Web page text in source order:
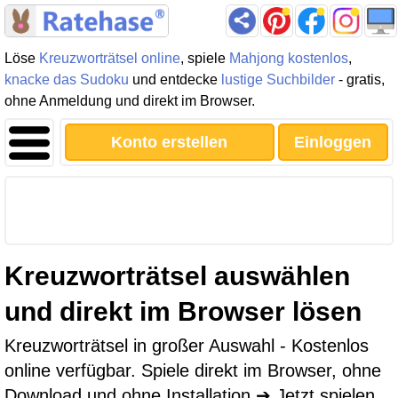
Löse Kreuzworträtsel online, spiele Mahjong kostenlos,
knacke das Sudoku und entdecke lustige Suchbilder - gratis,
ohne Anmeldung und direkt im Browser.
Konto erstellen Einloggen
Kreuzworträtsel auswählen
und direkt im Browser lösen
Kreuzworträtsel in großer Auswahl - Kostenlos
online verfügbar. Spiele direkt im Browser, ohne